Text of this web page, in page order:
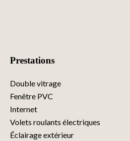
Prestations
Double vitrage
Fenêtre PVC
Internet
Volets roulants électriques
Éclairage extérieur